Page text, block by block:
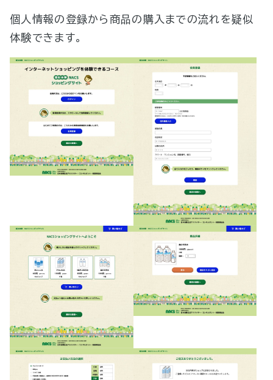
個人情報の登録から商品の購入までの流れを疑似
体験できます。